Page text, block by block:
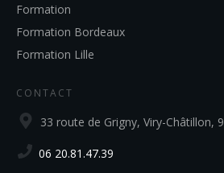
Formation
Formation Bordeaux
Formation Lille
CONTACT
33 route de Grigny, Viry-Châtillon,
06 20.81.47.39